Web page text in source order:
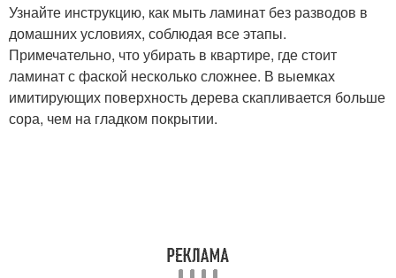
Узнайте инструкцию, как мыть ламинат без разводов в
домашних условиях, соблюдая все этапы.
Примечательно, что убирать в квартире, где стоит
ламинат с фаской несколько сложнее. В выемках
имитирующих поверхность дерева скапливается больше
сора, чем на гладком покрытии.